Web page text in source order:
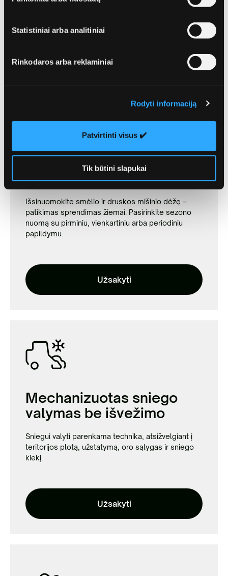
Statistiniai arba analitiniai
Rinkodaros arba reklaminiai
Rodyti informaciją
Patvirtinti visus ✔️
Tik būtini slapukai
14.90 €
Smėliadėžės nuoma
sezonui
Išsinuomokite smėlio ir druskos mišinio dėžę –
patikimas sprendimas žiemai. Pasirinkite sezono
nuomą su pirminiu, vienkartiniu arba periodiniu
papildymu.
Užsakyti
Mechanizuotas sniego
valymas be išvežimo
Sniegui valyti parenkama technika, atsižvelgiant į
teritorijos plotą, užstatymą, oro sąlygas ir sniego
kiekį.
Užsakyti